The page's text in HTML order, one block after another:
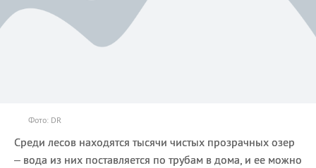
Фото: DR
Среди лесов находятся тысячи чистых прозрачных озер
– вода из них поставляется по трубам в дома, и ее можно